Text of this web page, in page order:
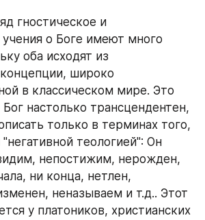
гностическое и
о Боге имеют много
оба исходят из
широко
в классическом мире. Это
настолько трансцендентен,
только в терминах того,
теологией": Он
непостижим, нерожден,
ни конца, нетлен,
неназываем и т.д.. Этот
у платоников, христианских